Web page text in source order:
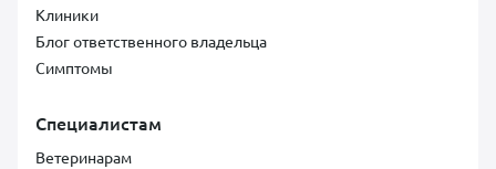
Клиники
Блог ответственного владельца
Симптомы
Специалистам
Ветеринарам